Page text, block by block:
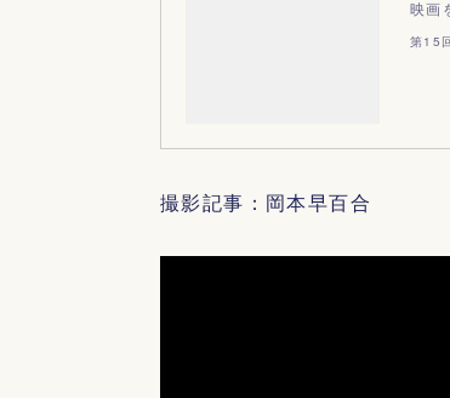
映画
第15
撮影記事：岡本早百合